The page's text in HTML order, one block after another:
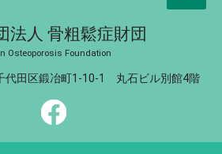
法人 骨粗鬆症財団
Osteoporosis Foundation
田区鍛冶町1-10-1 丸石ビル別館4階